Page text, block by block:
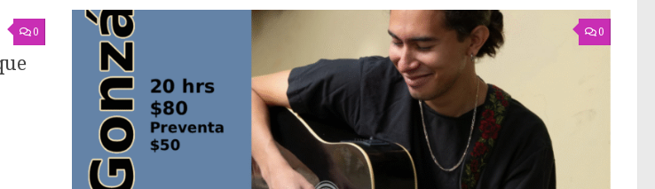
0 0